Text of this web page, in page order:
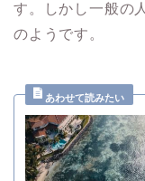
す。しかし一般の
のようです。